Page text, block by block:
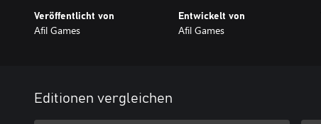
Veröffentlicht von
Afil Games
Entwickelt von
Afil Games
Editionen vergleichen